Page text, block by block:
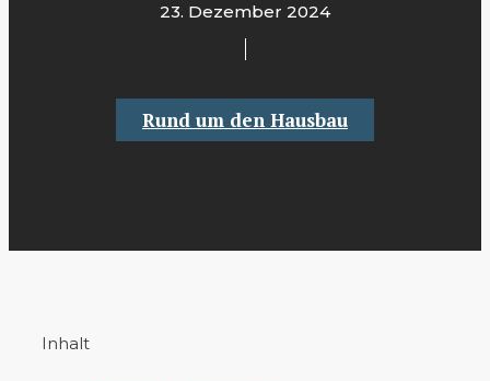
23. Dezember 2024
Rund um den Hausbau
Inhalt